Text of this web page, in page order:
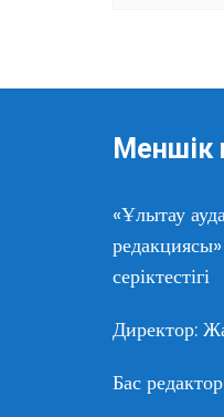
Меншік
«Ұлытау
серіктестігі
Директор:
Бас